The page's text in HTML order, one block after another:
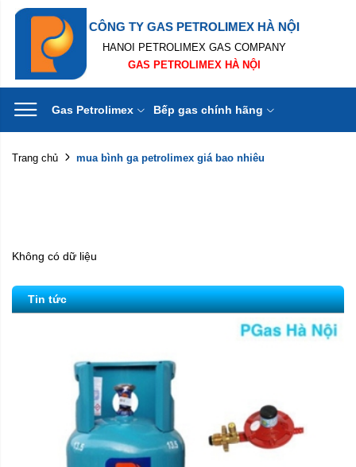
CÔNG TY GAS PETROLIMEX HÀ NỘI
HANOI PETROLIMEX GAS COMPANY
GAS PETROLIMEX HÀ NỘI
Gas Petrolimex Bếp gas chính hãng
Trang chủ mua bình ga petrolimex giá bao nhiêu
Không có dữ liệu
Tin tức